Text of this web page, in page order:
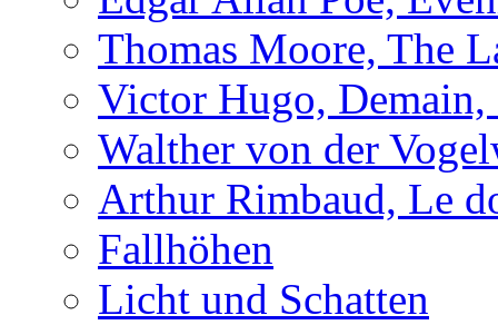
Thomas Moore, The
Victor Hugo, Demain,
Walther von der
Arthur Rimbaud, Le
Fallhöhen
Licht und Schatten